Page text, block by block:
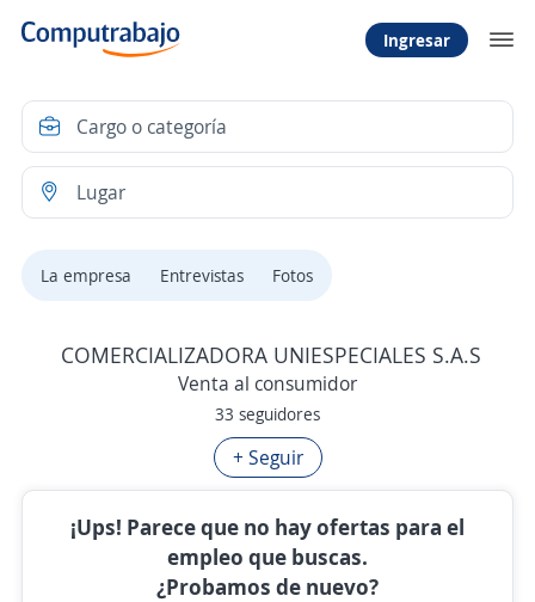
Ingresar
La empresa Entrevistas Fotos
COMERCIALIZADORA UNIESPECIALES S.A.S
Venta al consumidor
33 seguidores
+ Seguir
¡Ups! Parece que no hay ofertas para el
empleo que buscas.
¿Probamos de nuevo?